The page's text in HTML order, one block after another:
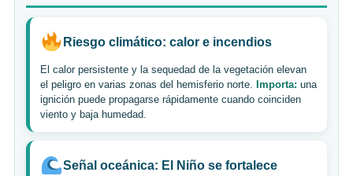
Riesgo climático: calor e incendios
El calor persistente y la sequedad de la vegetación elevan
el peligro en varias zonas del hemisferio norte. Importa: una
ignición puede propagarse rápidamente cuando coinciden
viento y baja humedad.
Señal oceánica: El Niño se fortalece